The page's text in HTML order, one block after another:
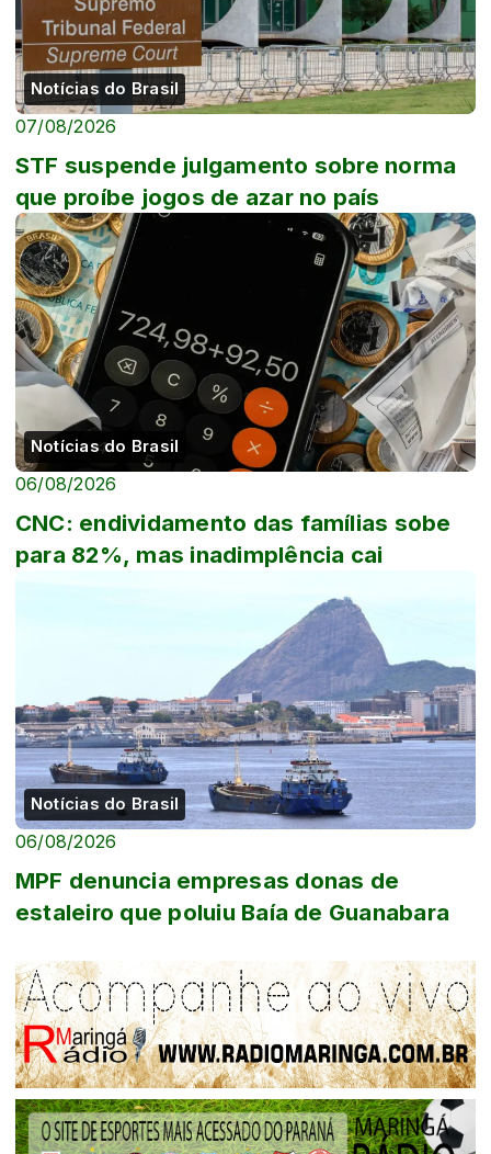
Notícias do Brasil
07/08/2026
STF suspende julgamento sobre norma
que proíbe jogos de azar no país
Notícias do Brasil
06/08/2026
CNC: endividamento das famílias sobe
para 82%, mas inadimplência cai
Notícias do Brasil
06/08/2026
MPF denuncia empresas donas de
estaleiro que poluiu Baía de Guanabara